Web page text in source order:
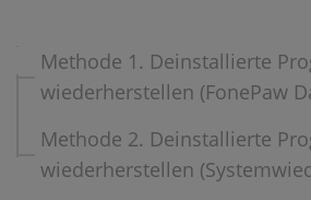
Methode 1. Deinstallierte
wiederherstellen (FonePaw
Methode 2. Deinstallierte
wiederherstellen